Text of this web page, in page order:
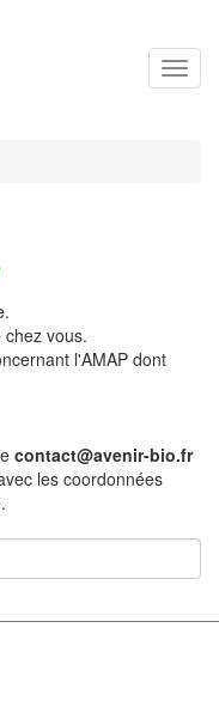
vous.
l'AMAP dont
contact@avenir-bio.fr
les coordonnées